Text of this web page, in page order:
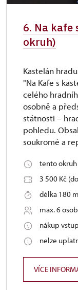
6. Na kafe
okruh)
Kastelán
"Na Kafe s
celého
osobně a
státnosti –
pohledu.
soukromé a
tento okruh
3 500 Kč
délka 180
max. 6 osob
nákup
nelze
VÍCE